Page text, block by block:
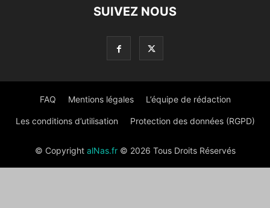
SUIVEZ NOUS
FAQ Mentions légales L’équipe de rédaction
Les conditions d’utilisation Protection des données (RGPD)
© Copyright alNas.fr© 2026 Tous Droits Réservés